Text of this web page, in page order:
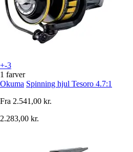
+-3
1 farver
Okuma Spinning hjul Tesoro 4.7:1
Fra 2.541,00 kr.
2.283,00 kr.